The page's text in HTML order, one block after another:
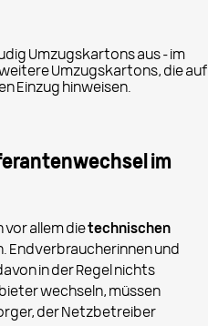
im
vor allem dietechnischen
Endverbraucherinnen und
in der Regel nichts
wechseln, müssen
der Netzbetreiber